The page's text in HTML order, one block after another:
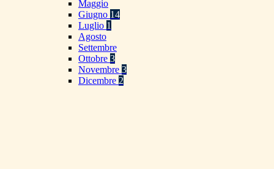
Maggio
Giugno 14
Luglio 1
Agosto
Settembre
Ottobre 3
Novembre 3
Dicembre 2